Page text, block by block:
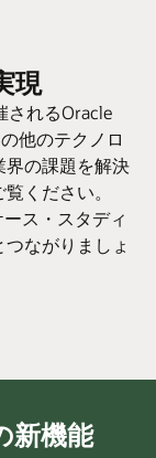
現
されるOracle
他のテクノロ
界の課題を解決
ください。
ス・スタディ
ながりましょ
新機能